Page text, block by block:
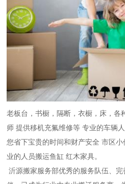
老板台，书橱，隔断，衣橱，床，各
师 提供移机充氟维修等 专业的车辆
您省下宝贵的时间和财产安全 市区
业的人员搬运鱼缸 红木家具。
沂源搬家服务部优秀的服务队伍、